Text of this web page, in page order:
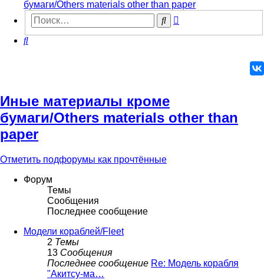
бумаги/Others materials other than paper
Поиск
Поиск
Иные материалы кроме
бумаги/Others materials other than
paper
Отметить подфорумы как прочтённые
Форум
Темы
Сообщения
Последнее сообщение
Модели кораблей/Fleet
2 Темы
13 Сообщения
Последнее сообщение Re: Модель корабля
"Акитсу-ма…